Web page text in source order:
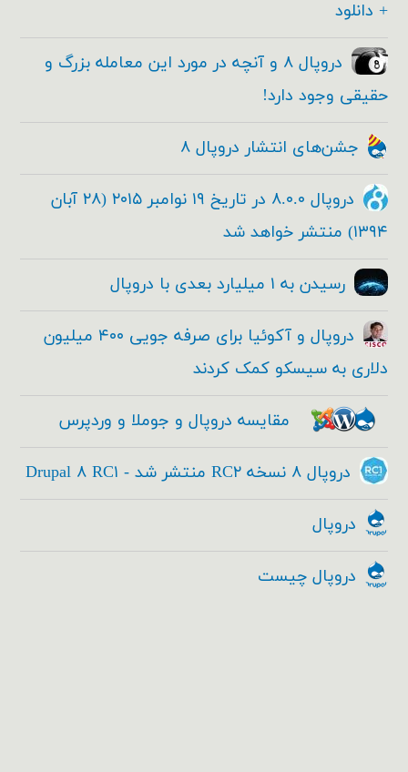
+ دانلود
دروپال ۸ و آنچه در مورد این معامله بزرگ و
حقیقی وجود دارد!
جشن‌های انتشار دروپال ۸
دروپال ۸.۰.۰ در تاریخ ۱۹ نوامبر ۲۰۱۵ (۲۸ آبان
۱۳۹۴) منتشر خواهد شد
رسیدن به ۱ میلیارد بعدی با دروپال
دروپال و آکوئیا برای صرفه جویی ۴۰۰ میلیون
دلاری به سیسکو کمک کردند
مقایسه دروپال و جوملا و وردپرس
دروپال ۸ نسخه RC۲ منتشر شد - Drupal ۸ RC۱
دروپال
دروپال چیست